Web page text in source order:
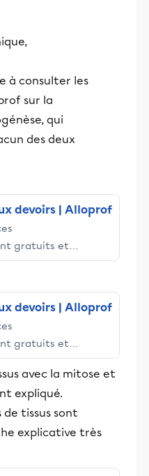
à consulter les
sur la
qui
des deux
devoirs | Alloprof
gratuits et
engage les élèves
la réussite
devoirs | Alloprof
gratuits et
engage les élèves
la réussite
avec la mitose et
expliqué.
tissus sont
explicative très